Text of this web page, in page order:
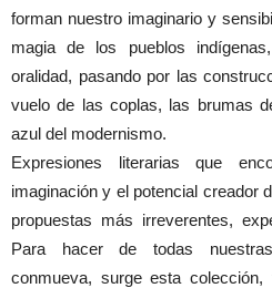
forman nuestro imaginario y
magia de los pueblos
oralidad, pasando por las
vuelo de las coplas, las brumas
azul del modernismo.
Expresiones literarias que
imaginación y el potencial creador
propuestas más irreverentes,
Para hacer de todas
conmueva, surge esta